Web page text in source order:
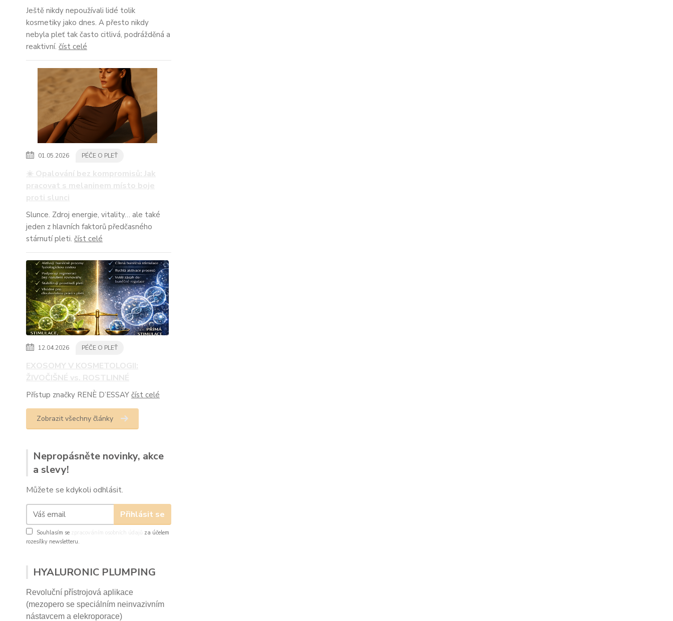
Ještě nikdy nepoužívali lidé tolik
kosmetiky jako dnes. A přesto nikdy
nebyla pleť tak často citlivá, podrážděná a
reaktivní. číst celé
01.05.2026 PÉČE O PLEŤ
☀️ Opalování bez kompromisů: Jak
pracovat s melaninem místo boje
proti slunci
Slunce. Zdroj energie, vitality… ale také
jeden z hlavních faktorů předčasného
stárnutí pleti. číst celé
12.04.2026 PÉČE O PLEŤ
EXOSOMY V KOSMETOLOGII:
ŽIVOČIŠNÉ vs. ROSTLINNÉ
Přístup značky RENÈ D’ESSAY číst celé
Zobrazit všechny články
Nepropásněte novinky, akce
a slevy!
Můžete se kdykoli odhlásit.
Přihlásit se
Souhlasím se zpracováním osobních údajů
za účelem
rozesílky newsletteru.
HYALURONIC PLUMPING
Revoluční přístrojová aplikace
(mezopero se speciálním neinvazivním
nástavcem a elekroporace)